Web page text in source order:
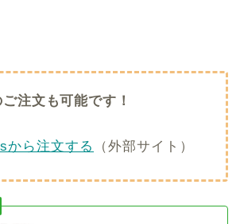
注文も可能です！
から注文する （外部サイト）